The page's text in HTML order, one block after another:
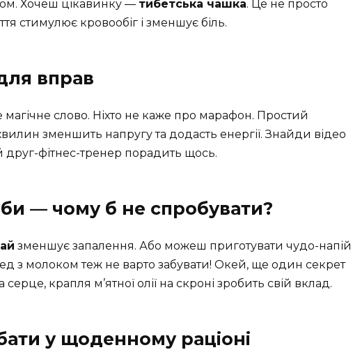
Хочеш цікавинку — тибетська чашка. Це не просто
стимулює кровообіг і зменшує біль.
вправ
слово. Ніхто не каже про марафон. Простий
зменшить напругу та додасть енергії. Знайди відео
друг-фітнес-тренер порадить щось.
— чому б не спробувати?
зменшує запалення. Або можеш приготувати чудо-напій
з молоком теж не варто забувати! Окей, ще один секрет
серце, крапля м’ятної олії на скроні зробить свій вклад.
у щоденному раціоні